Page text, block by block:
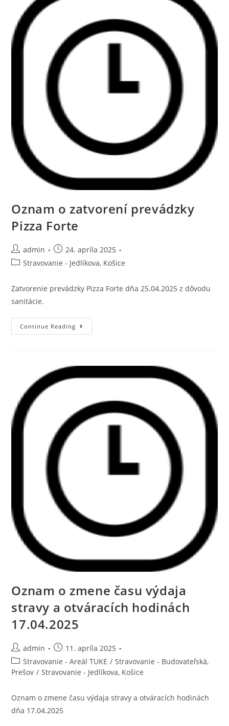
Oznam o zatvorení prevádzky
Pizza Forte
admin
24. apríla 2025
Stravovanie - Jedlíkova, Košice
Zatvorenie prevádzky Pizza Forte dňa 25.04.2025 z dôvodu
sanitácie.
Continue Reading
Oznam o zmene času výdaja
stravy a otváracích hodinách
17.04.2025
admin
11. apríla 2025
Stravovanie - Areál TUKE / Stravovanie - Budovateľská,
Prešov / Stravovanie - Jedlíkova, Košice
Oznam o zmene času výdaja stravy a otváracích hodinách
dňa 17.04.2025